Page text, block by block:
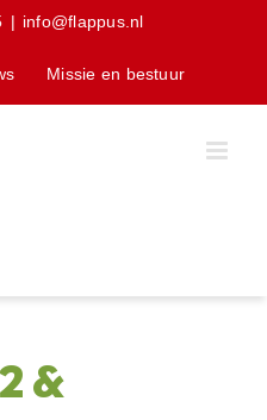
| info@flappus.nl
Missie en bestuur
&